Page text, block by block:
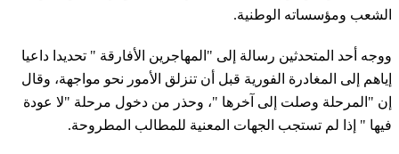
الشعب ومؤسساته الوطنية.
ووجه أحد المتحدثين رسالة إلى "المهاجرين الأفارقة " تحديدا داعيا
إياهم إلى المغادرة الفورية قبل أن تنزلق الأمور نحو مواجهة، وقال
إن "المرحلة وصلت إلى آخرها "، وحذر من دخول مرحلة "لا عودة
فيها " إذا لم تستجب الجهات المعنية للمطالب المطروحة.